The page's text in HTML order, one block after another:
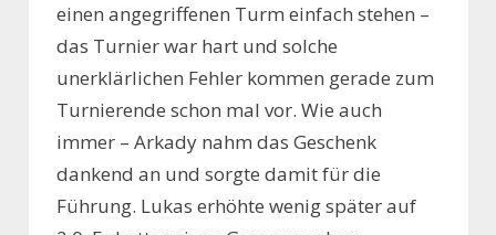
einen angegriffenen Turm einfach stehen –
das Turnier war hart und solche
unerklärlichen Fehler kommen gerade zum
Turnierende schon mal vor. Wie auch
immer – Arkady nahm das Geschenk
dankend an und sorgte damit für die
Führung. Lukas erhöhte wenig später auf